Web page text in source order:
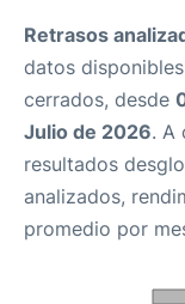
Retrasos
datos
cerrados, desde
Julio de 2026. A
resultados
analizados,
promedio por